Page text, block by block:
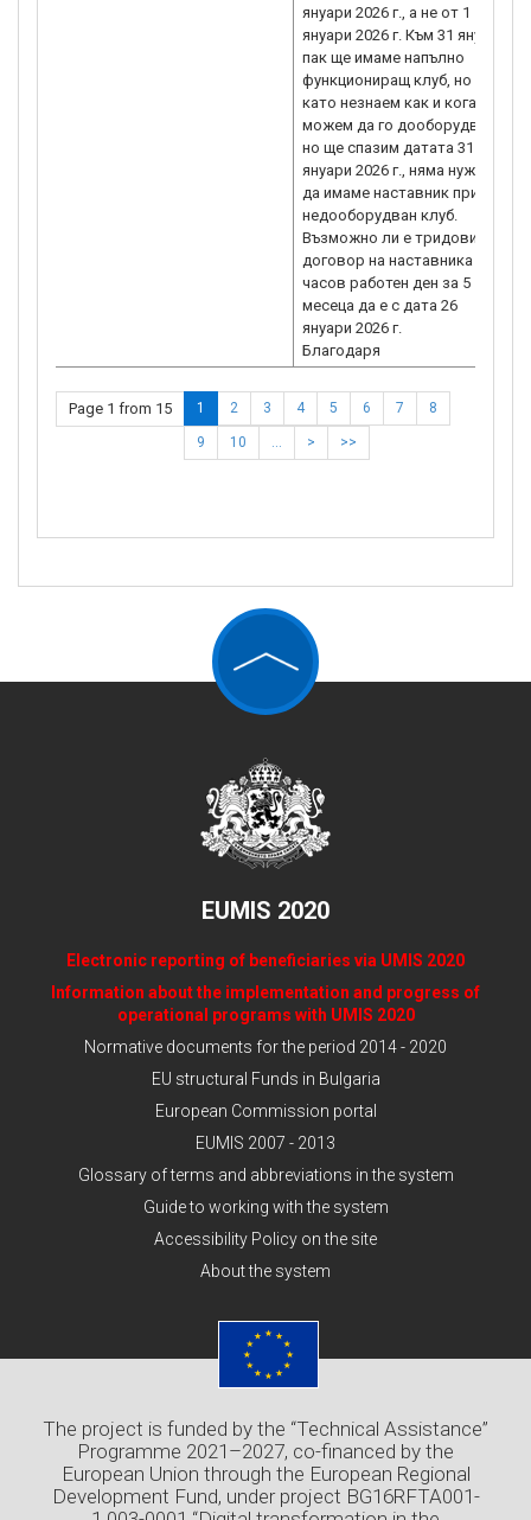
януари 2026 г., а не от 1
януари 2026 г. Към 31 януари
пак ще имаме напълно
функциониращ клуб, но тъй
като незнаем как и кога ще
можем да го дооборудваме
но ще спазим датата 31
януари 2026 г., няма нужда
да имаме наставник при
недооборудван клуб.
Възможно ли е тридовият
договор на наставника на 4
часов работен ден за 5
месеца да е с дата 26
януари 2026 г.
Благодаря
Page 1 from 15 1 2 3 4 5 6 7 8
9 10 … > >>
EUMIS 2020
Electronic reporting of beneficiaries via UMIS 2020
Information about the implementation and progress of
operational programs with UMIS 2020
Normative documents for the period 2014 - 2020
EU structural Funds in Bulgaria
European Commission portal
EUMIS 2007 - 2013
Glossary of terms and abbreviations in the system
Guide to working with the system
Accessibility Policy on the site
About the system
The project is funded by the “Technical Assistance”
Programme 2021–2027, co-financed by the
European Union through the European Regional
Development Fund, under project BG16RFTA001-